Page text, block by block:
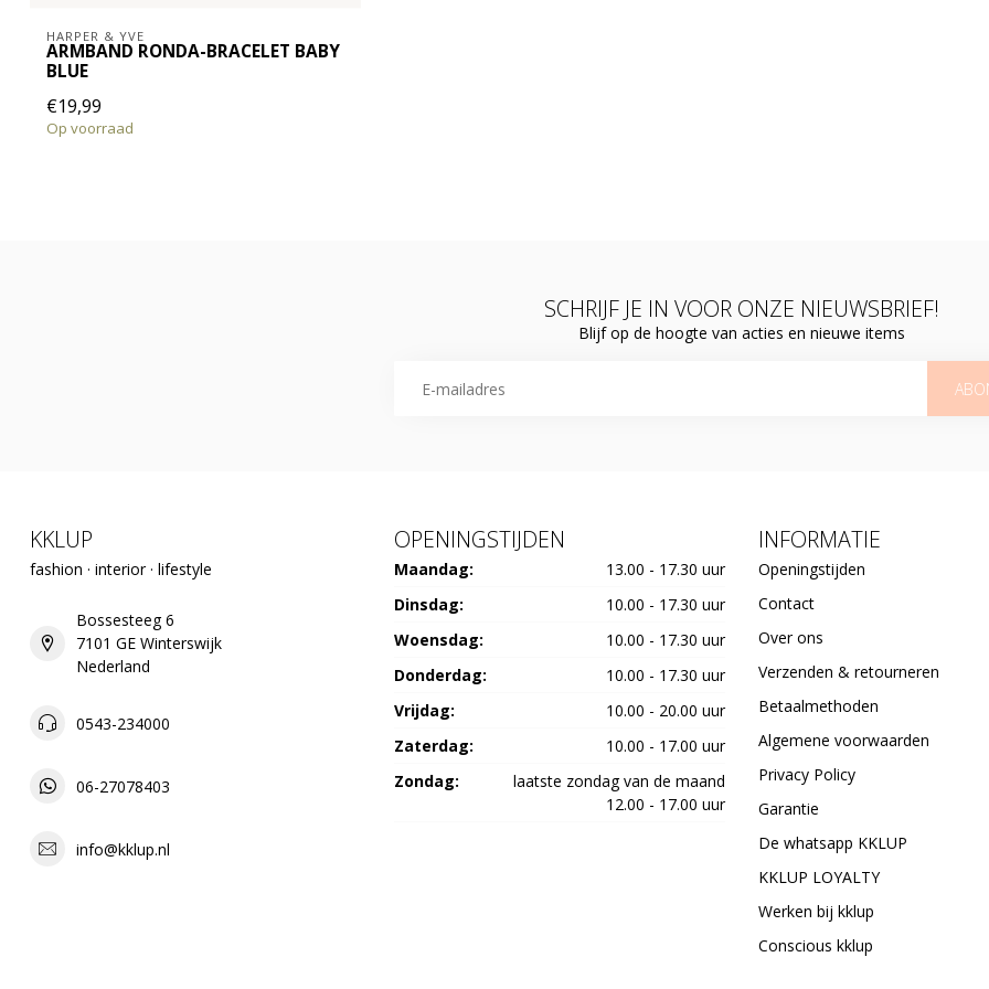
HARPER & YVE
ARMBAND RONDA-BRACELET BABY
BLUE
€19,99
Op voorraad
SCHRIJF JE IN VOOR ONZE NIEUWSBRIEF!
Blijf op de hoogte van acties en nieuwe items
KKLUP
fashion · interior · lifestyle
Bossesteeg 6
7101 GE Winterswijk
Nederland
0543-234000
06-27078403
info@kklup.nl
OPENINGSTIJDEN
Maandag:
13.00 - 17.30 uur
Dinsdag:
10.00 - 17.30 uur
Woensdag:
10.00 - 17.30 uur
Donderdag:
10.00 - 17.30 uur
Vrijdag:
10.00 - 20.00 uur
Zaterdag:
10.00 - 17.00 uur
Zondag:
laatste zondag van de maand
12.00 - 17.00 uur
INFORMATIE
Openingstijden
Contact
Over ons
Verzenden & retourneren
Betaalmethoden
Algemene voorwaarden
Privacy Policy
Garantie
De whatsapp KKLUP
KKLUP LOYALTY
Werken bij kklup
Conscious kklup